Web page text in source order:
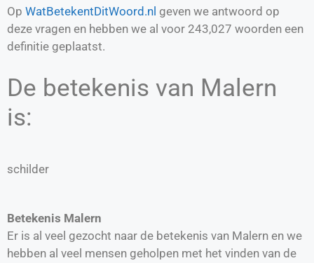
Op WatBetekentDitWoord.nl geven we antwoord op
deze vragen en hebben we al voor 243,027 woorden een
definitie geplaatst.
De betekenis van Malern
is:
schilder
Betekenis Malern
Er is al veel gezocht naar de betekenis van Malern en we
hebben al veel mensen geholpen met het vinden van de